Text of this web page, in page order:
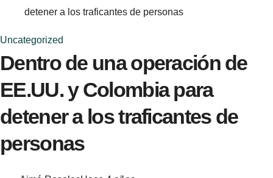
detener a los traficantes de personas
Uncategorized
Dentro de una operación de
EE.UU. y Colombia para
detener a los traficantes de
personas